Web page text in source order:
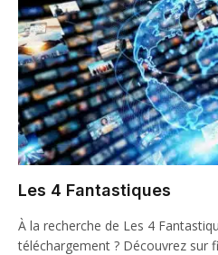
Les 4 Fantastiques
À la recherche de Les 4
téléchargement ? Découvrez sur